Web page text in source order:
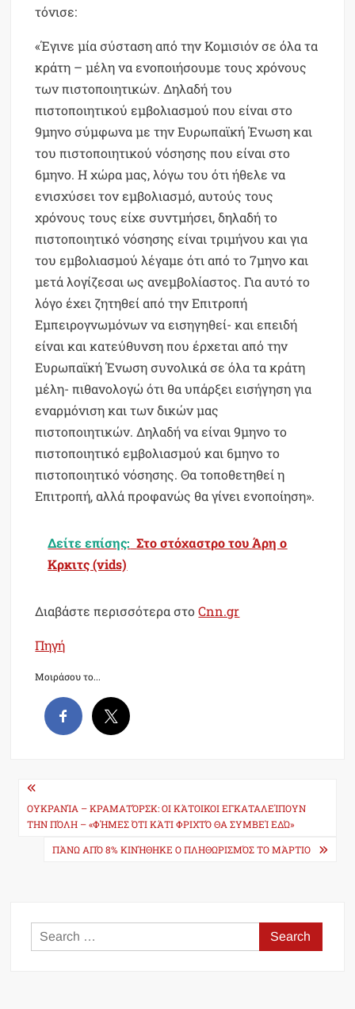
τόνισε:
«Έγινε μία σύσταση από την Κομισιόν σε όλα τα
κράτη – μέλη να ενοποιήσουμε τους χρόνους
των πιστοποιητικών. Δηλαδή του
πιστοποιητικού εμβολιασμού που είναι στο
9μηνο σύμφωνα με την Ευρωπαϊκή Ένωση και
του πιστοποιητικού νόσησης που είναι στο
6μηνο. Η χώρα μας, λόγω του ότι ήθελε να
ενισχύσει τον εμβολιασμό, αυτούς τους
χρόνους τους είχε συντμήσει, δηλαδή το
πιστοποιητικό νόσησης είναι τριμήνου και για
του εμβολιασμού λέγαμε ότι από το 7μηνο και
μετά λογίζεσαι ως ανεμβολίαστος. Για αυτό το
λόγο έχει ζητηθεί από την Επιτροπή
Εμπειρογνωμόνων να εισηγηθεί- και επειδή
είναι και κατεύθυνση που έρχεται από την
Ευρωπαϊκή Ένωση συνολικά σε όλα τα κράτη
μέλη- πιθανολογώ ότι θα υπάρξει εισήγηση για
εναρμόνιση και των δικών μας
πιστοποιητικών. Δηλαδή να είναι 9μηνο το
πιστοποιητικό εμβολιασμού και 6μηνο το
πιστοποιητικό νόσησης. Θα τοποθετηθεί η
Επιτροπή, αλλά προφανώς θα γίνει ενοποίηση».
Δείτε επίσης: Στο στόχαστρο του Άρη ο
Κρκιτς (vids)
Διαβάστε περισσότερα στοCnn.gr
Πηγή
Μοιράσου το...
Post
navigation
ΟΥΚΡΑΝΊΑ – ΚΡΑΜΑΤΌΡΣΚ: ΟΙ ΚΆΤΟΙΚΟΙ ΕΓΚΑΤΑΛΕΊΠΟΥΝ
ΤΗΝ ΠΌΛΗ – «ΦΉΜΕΣ ΌΤΙ ΚΆΤΙ ΦΡΙΧΤΌ ΘΑ ΣΥΜΒΕΊ ΕΔΏ»
ΠΆΝΩ ΑΠΌ 8% ΚΙΝΉΘΗΚΕ Ο ΠΛΗΘΩΡΙΣΜΌΣ ΤΟ ΜΆΡΤΙΟ
Search
for: